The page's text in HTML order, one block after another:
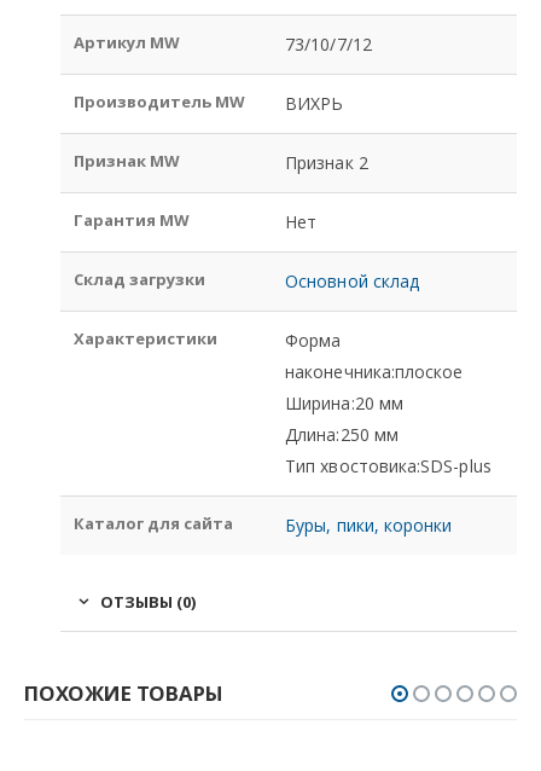
Артикул MW 73/10/7/12
Производитель MW ВИХРЬ
Признак MW Признак 2
Гарантия MW Нет
Склад загрузки Основной склад
Характеристики
Форма
наконечника:плоское
Ширина:20 мм
Длина:250 мм
Тип хвостовика:SDS-plus
Каталог для сайта Буры, пики, коронки
ОТЗЫВЫ (0)
ПОХОЖИЕ ТОВАРЫ